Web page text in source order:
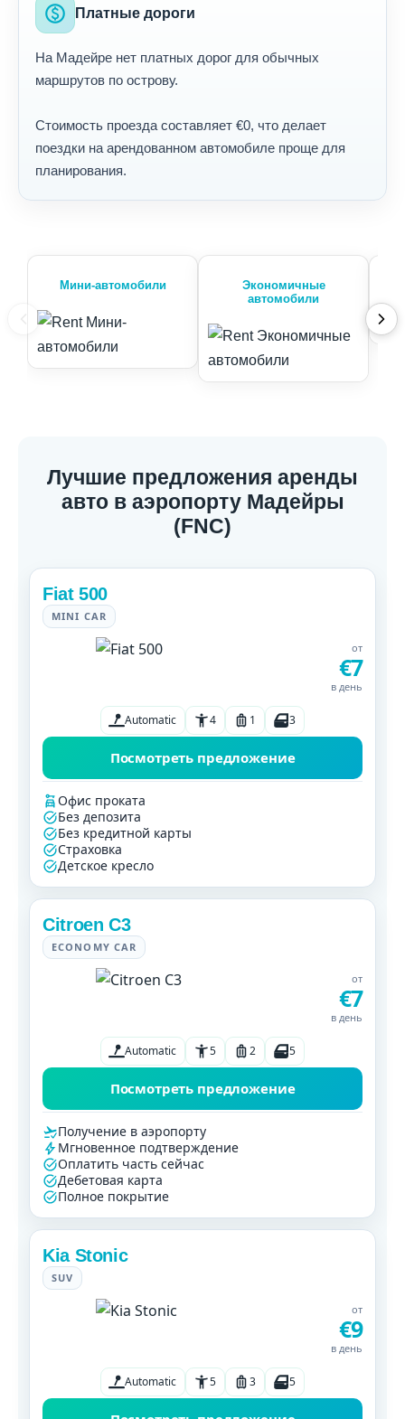
paid Платные дороги
На Мадейре нет платных дорог для обычных
маршрутов по острову.
Стоимость проезда составляет €0, что делает
поездки на арендованном автомобиле проще для
планирования.
Мини-автомобили
Экономичные
автомобили
Лучшие предложения аренды
авто в аэропорту Мадейры
(FNC)
Fiat 500
MINI CAR
от
€7
в день
Automatic 4 1 3
Посмотреть предложение
Офис проката
Без депозита
Без кредитной карты
Страховка
Детское кресло
Citroen C3
ECONOMY CAR
от
€7
в день
Automatic 5 2 5
Посмотреть предложение
Получение в аэропорту
Мгновенное подтверждение
Оплатить часть сейчас
Дебетовая карта
Полное покрытие
Kia Stonic
SUV
от
€9
в день
Automatic 5 3 5